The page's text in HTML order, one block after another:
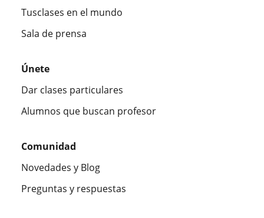
Tusclases en el mundo
Sala de prensa
Únete
Dar clases particulares
Alumnos que buscan profesor
Comunidad
Novedades y Blog
Preguntas y respuestas